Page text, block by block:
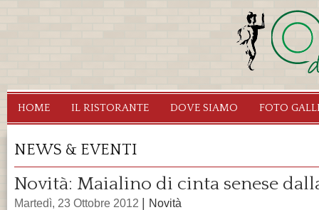
Osteria
dei
Fauni
Ristorante
Segrate
HOME IL RISTORANTE DOVE SIAMO FOTO
NEWS & EVENTI
Novità: Maialino di cinta senese
Martedì, 23 Ottobre 2012 Novità
Pagine